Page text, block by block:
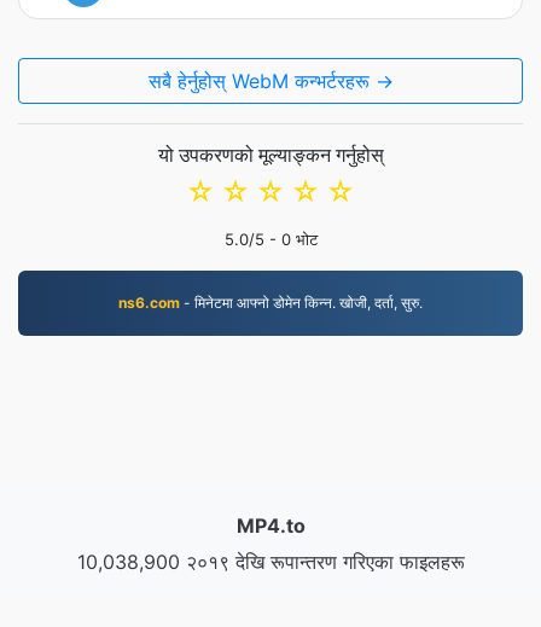
सबै हेर्नुहोस् WebM कन्भर्टरहरू →
यो उपकरणको मूल्याङ्कन गर्नुहोस्
☆
☆
☆
☆
☆
5.0/5 - 0भोट
ns6.com - मिनेटमा आफ्नो डोमेन किन्न. खोजी, दर्ता, सुरु.
MP4.to
10,038,900 २०१९ देखि रूपान्तरण गरिएका फाइलहरू